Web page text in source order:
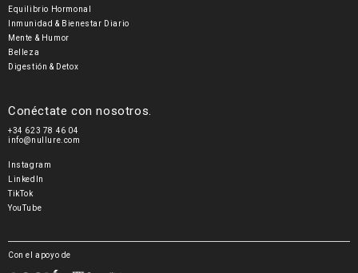
Equilibrio Hormonal
Inmunidad & Bienestar Diario
Mente & Humor
Belleza
Digestión & Detox
Conéctate con nosotros.
+34 623 78 46 04
info@nullure.com
Instagram
LinkedIn
TikTok
YouTube
Con el apoyo de